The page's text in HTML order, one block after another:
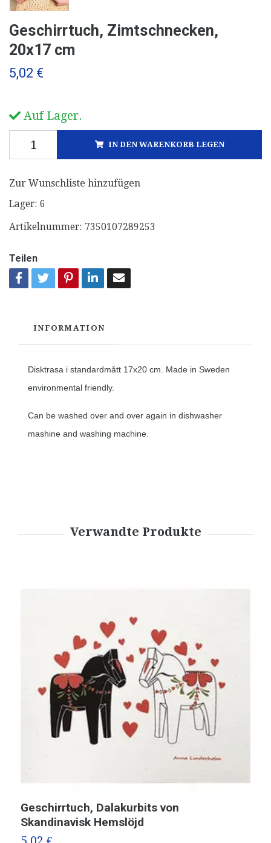
Geschirrtuch, Zimtschnecken,
20x17 cm
5,02 €
Auf Lager.
IN DEN WARENKORB LEGEN
Zur Wunschliste hinzufügen
Lager: 6
Artikelnummer: 7350107289253
Teilen
INFORMATION
Disktrasa i standardmått 17x20 cm. Made in Sweden
environmental friendly.
Can be washed over and over again in dishwasher
mashine and washing machine.
Geschirrtuch, Dalakurbits von
Skandinavisk Hemslöjd